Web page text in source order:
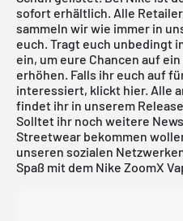
sofort erhältlich. Alle
sammeln wir wie immer in
euch. Tragt euch unbedingt
ein, um eure Chancen auf
erhöhen. Falls ihr euch auf
interessiert, klickt hier. Alle
findet ihr in unserem
Solltet ihr noch weitere
Streetwear bekommen
unseren sozialen
Spaß mit dem Nike ZoomX